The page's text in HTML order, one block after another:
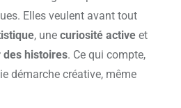
Elles veulent avant tout
, une curiosité active et
des histoires. Ce qui compte,
démarche créative, même